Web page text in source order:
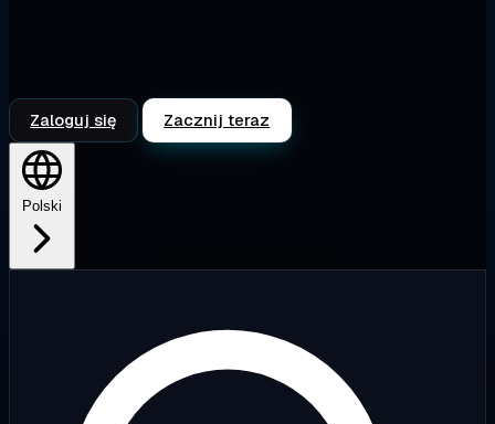
Zaloguj się Zacznij teraz
Polski